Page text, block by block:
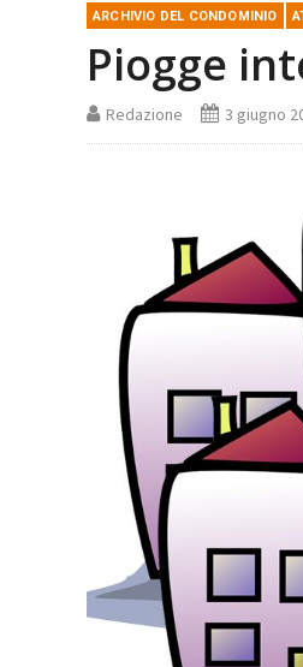
ARCHIVIO DEL CONDOMINIO
Piogge
Redazione 3 giugno